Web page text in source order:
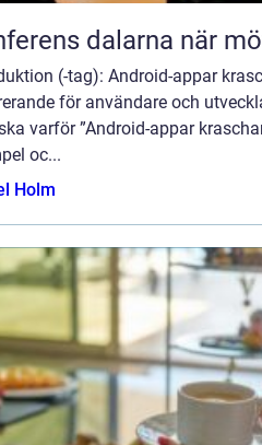
Konferens
(-tag): Android-appar
för användare och
varför ”Android-appar
oc...
Holm